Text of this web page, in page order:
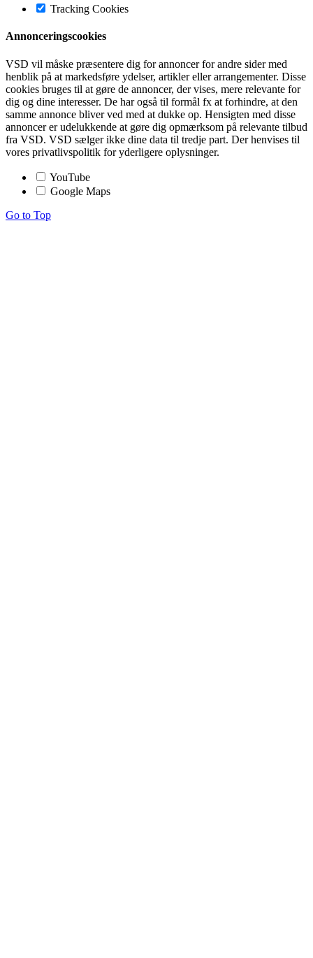
Tracking Cookies
Annonceringscookies
VSD vil måske præsentere dig for annoncer for andre sider med
henblik på at markedsføre ydelser, artikler eller arrangementer. Disse
cookies bruges til at gøre de annoncer, der vises, mere relevante for
dig og dine interesser. De har også til formål fx at forhindre, at den
samme annonce bliver ved med at dukke op. Hensigten med disse
annoncer er udelukkende at gøre dig opmærksom på relevante tilbud
fra VSD. VSD sælger ikke dine data til tredje part. Der henvises til
vores privatlivspolitik for yderligere oplysninger.
YouTube
Google Maps
Go to Top